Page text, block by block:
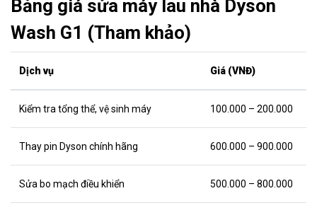
Bảng giá sửa máy lau nhà Dyson
Wash G1 (Tham khảo)
Dịch vụ Giá (VNĐ)
Kiểm tra tổng thể, vệ sinh máy 100.000 – 200.000
Thay pin Dyson chính hãng 600.000 – 900.000
Sửa bo mạch điều khiển 500.000 – 800.000